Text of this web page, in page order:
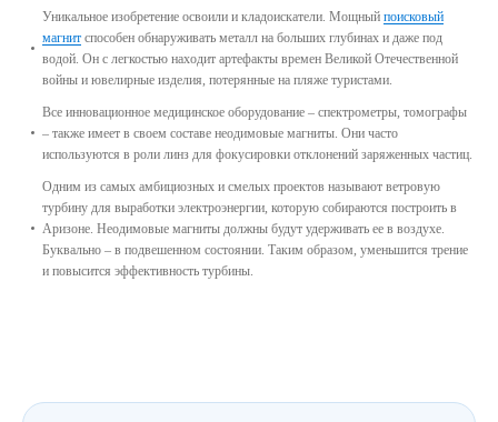
Уникальное изобретение освоили и кладоискатели. Мощный поисковый
магнит способен обнаруживать металл на больших глубинах и даже под
водой. Он с легкостью находит артефакты времен Великой Отечественной
войны и ювелирные изделия, потерянные на пляже туристами.
Все инновационное медицинское оборудование – спектрометры, томографы
– также имеет в своем составе неодимовые магниты. Они часто
используются в роли линз для фокусировки отклонений заряженных частиц.
Одним из самых амбициозных и смелых проектов называют ветровую
турбину для выработки электроэнергии, которую собираются построить в
Аризоне. Неодимовые магниты должны будут удерживать ее в воздухе.
Буквально – в подвешенном состоянии. Таким образом, уменьшится трение
и повысится эффективность турбины.